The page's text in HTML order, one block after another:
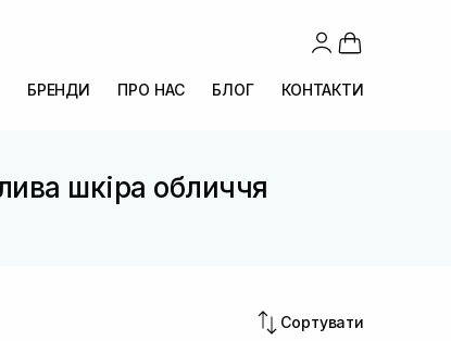
БРЕНДИ ПРО НАС БЛОГ КОНТАКТИ
шкіра обличчя
Сортувати